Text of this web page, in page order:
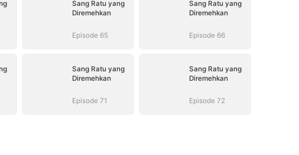
Sang Ratu yang
Diremehkan
Episode 65
Sang Ratu yang
Diremehkan
Episode 66
Sang Ratu yang
Diremehkan
Episode 71
Sang Ratu yang
Diremehkan
Episode 72